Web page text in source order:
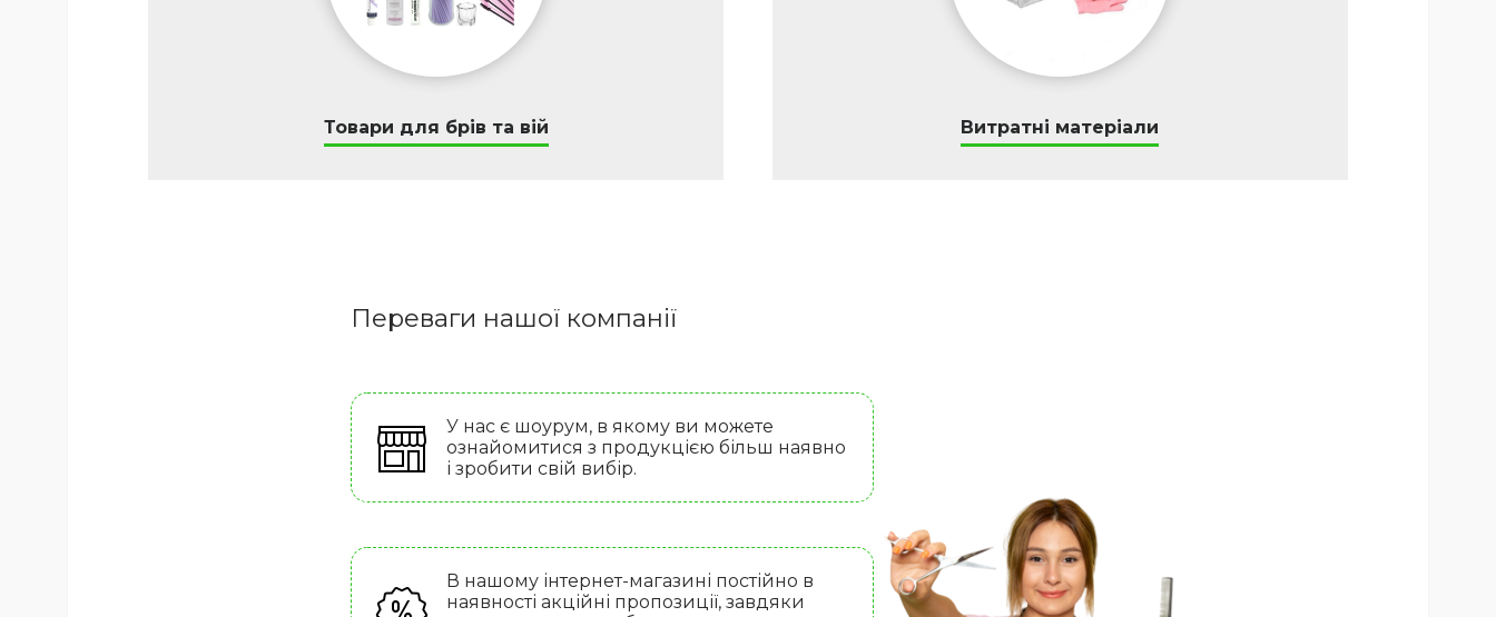
Товари для брів та вій Витратні матеріали
Переваги нашої компанії
У нас є шоурум, в якому ви можете
ознайомитися з продукцією більш наявно
і зробити свій вибір.
В нашому інтернет-магазині постійно в
наявності акційні пропозиції, завдяки